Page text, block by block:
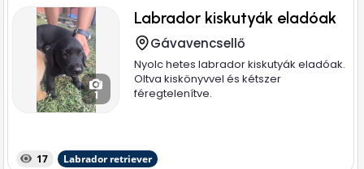
1
Labrador kiskutyák eladóak
Gávavencsellő
Nyolc hetes labrador kiskutyák eladóak.
Oltva kiskönyvvel és kétszer
féregtelenítve.
17 Labrador retriever